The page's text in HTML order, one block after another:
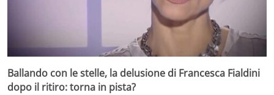
Ballando con le stelle, la delusione di Francesca Fialdini
dopo il ritiro: torna in pista?